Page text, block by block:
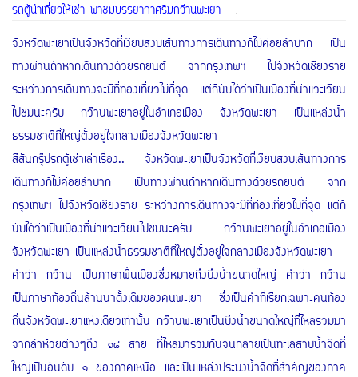
รถตู้นำเที่ยวให้เช่า พาชมบรรยากาศริมกว๊านพะเยา .
จังหวัดพะเยาเป็นจังหวัดที่เงียบสงบเส้นทางการเดินทางก็ไม่ค่อยลำบาก เป็น
ทางผ่านถ้าหากเดินทางด้วยรถยนต์ จากกรุงเทพฯ ไปจังหวัดเชียงราย
ระหว่างการเดินทางจะมีที่ท่องเที่ยวไม่กี่จุด แต่ก็นับได้ว่าเป็นเมืองที่น่าแวะเวียน
ไปชมนะครับ กว๊านพะเยาอยู่ในอำเภอเมือง จังหวัดพะเยา เป็นแหล่งน้ำ
ธรรมชาติที่ใหญ่ตั้งอยู่ใจกลางเมืองจังหวัดพะเยา
สีสันกรุ๊ปรถตู้เช่าเล่าเรื่อง.. จังหวัดพะเยาเป็นจังหวัดที่เงียบสงบเส้นทางการ
เดินทางก็ไม่ค่อยลำบาก เป็นทางผ่านถ้าหากเดินทางด้วยรถยนต์ จาก
กรุงเทพฯ ไปจังหวัดเชียงราย ระหว่างการเดินทางจะมีที่ท่องเที่ยวไม่กี่จุด แต่ก็
นับได้ว่าเป็นเมืองที่น่าแวะเวียนไปชมนะครับ กว๊านพะเยาอยู่ในอำเภอเมือง
จังหวัดพะเยา เป็นแหล่งน้ำธรรมชาติที่ใหญ่ตั้งอยู่ใจกลางเมืองจังหวัดพะเยา
คำว่า กว๊าน เป็นภาษาพื้นเมืองซึ่งหมายถึงบึงน้ำขนาดใหญ่ คำว่า กว๊าน
เป็นภาษาท้องถิ่นล้านนาดั้งเดิมของคนพะเยา ซึ่งเป็นคำที่เรียกเฉพาะคนท้อง
ถิ่นจังหวัดพะเยาแห่งเดียวเท่านั้น กว๊านพะเยาเป็นบึงน้ำขนาดใหญ่ที่ไหลรวมมา
จากลำห้วยต่างๆถึง ๑๘ สาย ที่ไหลมารวมกันจนกลายเป็นทะเลสาบน้ำจืดที่
ใหญ่เป็นอันดับ ๑ ของภาคเหนือ และเป็นแหล่งประมงน้ำจืดที่สำคัญของภาค